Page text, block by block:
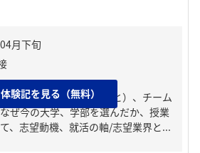
生時代に力を入れたこと）、チーム
ぜ今の大学、学部を選んだか、授業
、志望動機、就活の軸/志望業界と...
験記を見る（無料）